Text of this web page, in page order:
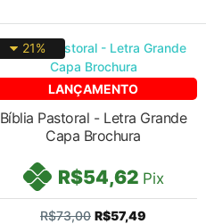
LANÇAMENTO
21%
Bíblia Pastoral - Letra Grande
Capa Brochura
R$54,62 Pix
R$73,00 R$57,49